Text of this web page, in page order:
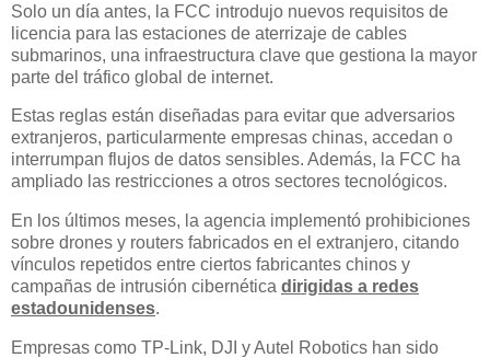
Solo un día antes, la FCC introdujo nuevos requisitos de
licencia para las estaciones de aterrizaje de cables
submarinos, una infraestructura clave que gestiona la mayor
parte del tráfico global de internet.
Estas reglas están diseñadas para evitar que adversarios
extranjeros, particularmente empresas chinas, accedan o
interrumpan flujos de datos sensibles. Además, la FCC ha
ampliado las restricciones a otros sectores tecnológicos.
En los últimos meses, la agencia implementó prohibiciones
sobre drones y routers fabricados en el extranjero, citando
vínculos repetidos entre ciertos fabricantes chinos y
campañas de intrusión cibernética dirigidas a redes
estadounidenses.
Empresas como TP-Link, DJI y Autel Robotics han sido